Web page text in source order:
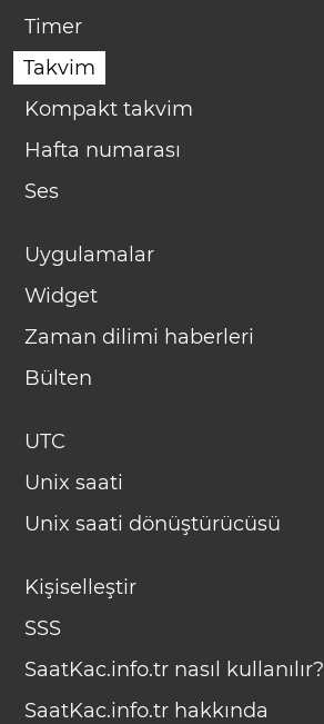
Timer
Takvim
Kompakt takvim
Hafta numarası
Ses
Uygulamalar
Widget
Zaman dilimi haberleri
Bülten
UTC
Unix saati
Unix saati dönüştürücüsü
Kişiselleştir
SSS
SaatKac.info.tr nasıl kullanılır?
SaatKac.info.tr hakkında